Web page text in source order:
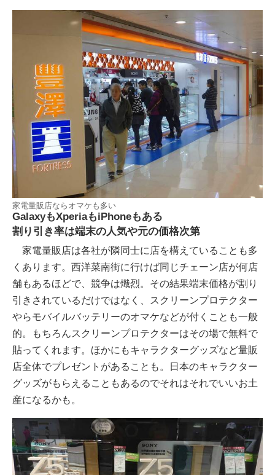
家電量販店ならオマケも多い
GalaxyもXperiaもiPhoneもある
割り引き率は端末の人気や元の価格次第
家電量販店は各社が隣同士に店を構えていることも多
くあります。西洋菜南街に行けば同じチェーン店が何店
舗もあるほどで、競争は熾烈。その結果端末価格が割り
引きされているだけではなく、スクリーンプロテクター
やらモバイルバッテリーのオマケなどが付くことも一般
的。もちろんスクリーンプロテクターはその場で無料で
貼ってくれます。ほかにもキャラクターグッズなど量販
店全体でプレゼントがあることも。日本のキャラクター
グッズがもらえることもあるのでそれはそれでいいお土
産になるかも。